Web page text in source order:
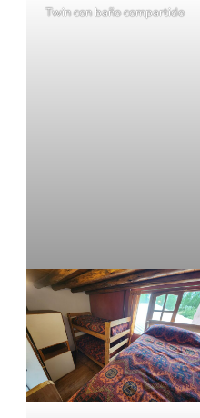
Twin con baño compartido